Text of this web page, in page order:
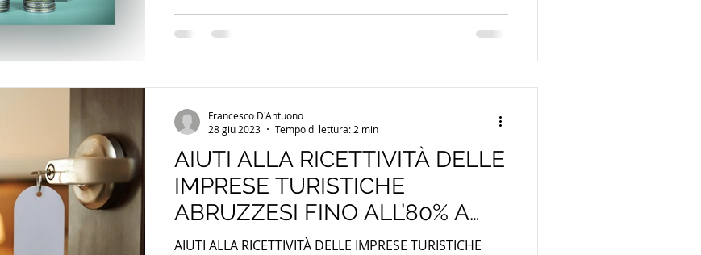
AIUTI ALLA RICETTIVITÀ DELLE
IMPRESE TURISTICHE
ABRUZZESI FINO ALL’80% A
FONDO PERDUTO
AIUTI ALLA RICETTIVITÀ DELLE IMPRESE TURISTICHE
Francesco D'Antuono
28 giu 2023
Tempo di lettura: 2 min